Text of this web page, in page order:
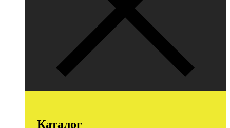
Каталог